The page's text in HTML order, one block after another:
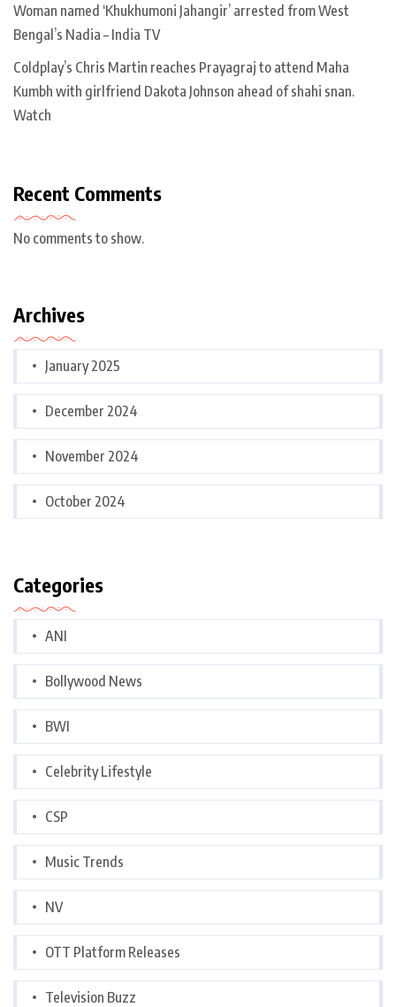
Woman named ‘Khukhumoni Jahangir’ arrested from West
Bengal’s Nadia – India TV
Coldplay’s Chris Martin reaches Prayagraj to attend Maha
Kumbh with girlfriend Dakota Johnson ahead of shahi snan.
Watch
Recent Comments
No comments to show.
Archives
January 2025
December 2024
November 2024
October 2024
Categories
ANI
Bollywood News
BWI
Celebrity Lifestyle
CSP
Music Trends
NV
OTT Platform Releases
Television Buzz